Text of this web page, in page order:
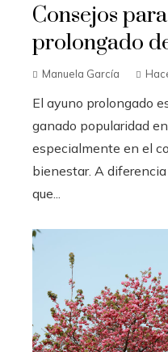
Consejos
prolongado
Manuela García
El ayuno prolongado
ganado popularidad
especialmente en el
bienestar. A
que...